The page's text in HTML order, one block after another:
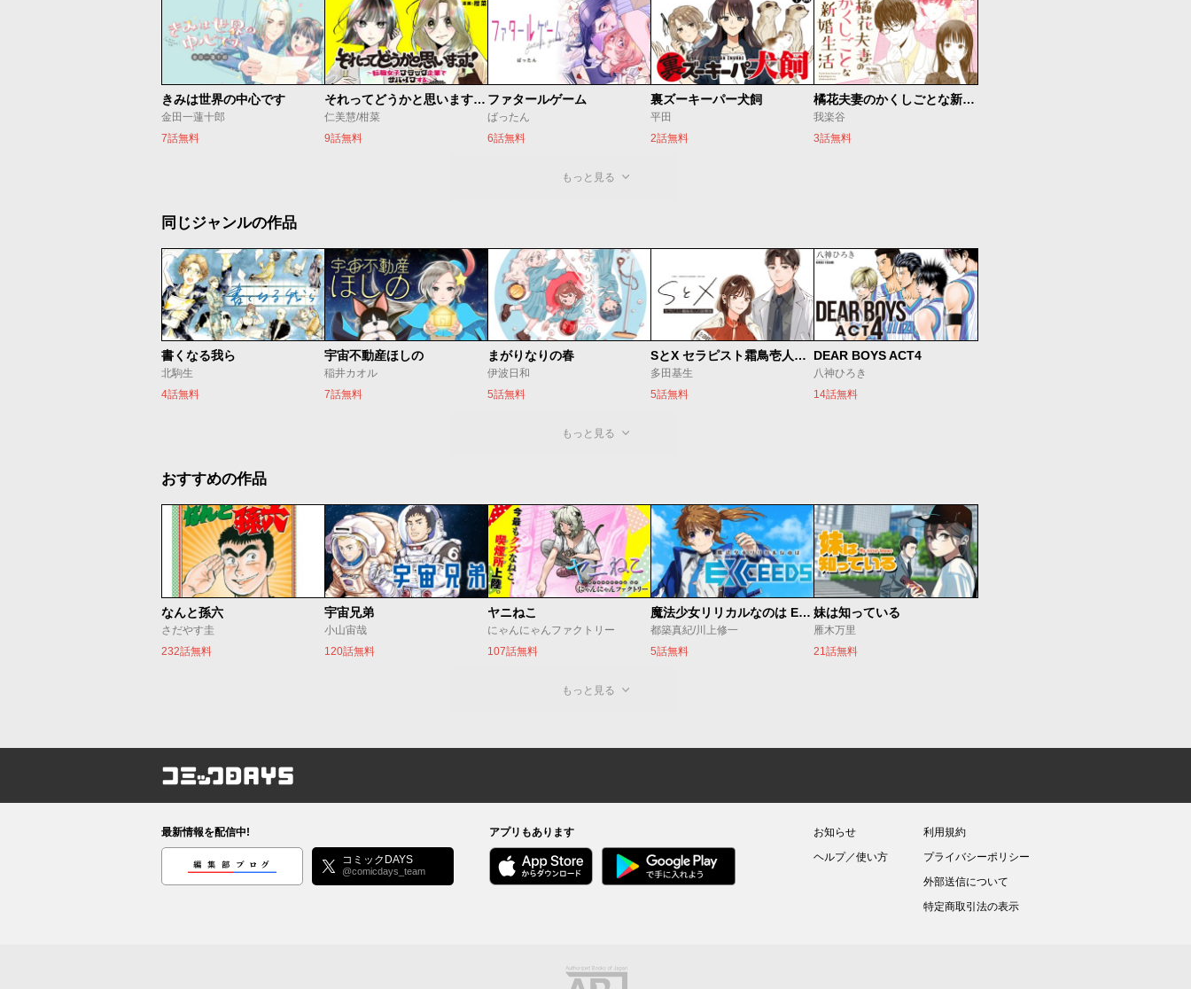
きみは世界の中心です
金田一蓮十郎
7話無料
それってどうかと思います！～転職女子、ブラック企業でサバイブする。～
仁美慧/柑菜
9話無料
ファタールゲーム
ばったん
6話無料
裏ズーキーパー犬飼
平田
2話無料
橘花夫妻のかくしごとな新婚生活
我楽谷
3話無料
もっと見る
同じジャンルの作品
書くなる我ら
北駒生
4話無料
宇宙不動産ほしの
稲井カオル
7話無料
まがりなりの春
伊波日和
5話無料
SとX セラピスト霜鳥壱人の診察室
多田基生
5話無料
DEAR BOYS ACT4
八神ひろき
14話無料
もっと見る
おすすめの作品
なんと孫六
さだやす圭
232話無料
宇宙兄弟
小山宙哉
120話無料
ヤニねこ
にゃんにゃんファクトリー
107話無料
魔法少女リリカルなのは EXCEEDS
都築真紀/川上修一
5話無料
妹は知っている
雁木万里
21話無料
もっと見る
コミックDAYS
最新情報を配信中!
編集部ブログ コミックDAYS
@comicdays_team
アプリもあります
お知らせ
ヘルプ／使い方
利用規約
プライバシーポリシー
外部送信について
特定商取引法の表示